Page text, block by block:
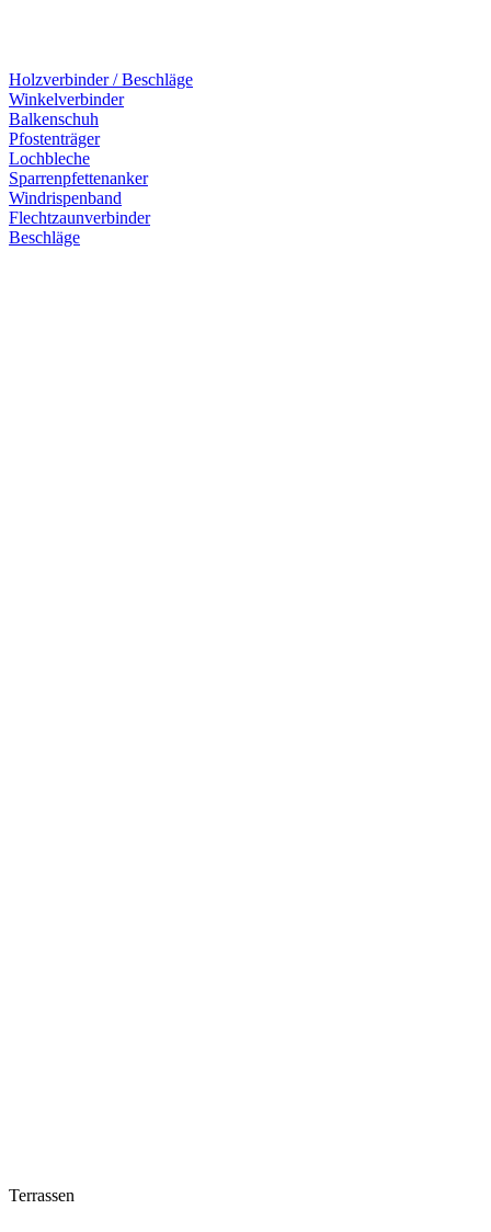
Holzverbinder / Beschläge
Winkelverbinder
Balkenschuh
Pfostenträger
Lochbleche
Sparrenpfettenanker
Windrispenband
Flechtzaunverbinder
Beschläge
Terrassen